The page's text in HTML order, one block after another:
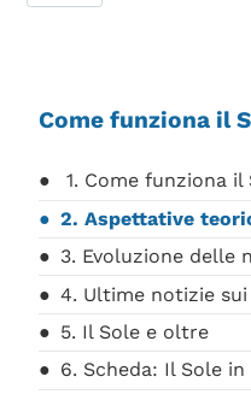
Come funziona il
1. Come funziona
2. Aspettative
3. Evoluzione delle
4. Ultime notizie
5. Il Sole e oltre
6. Scheda: Il Sole